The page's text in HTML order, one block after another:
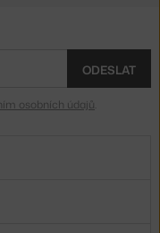
ODESLAT
osobních údajů